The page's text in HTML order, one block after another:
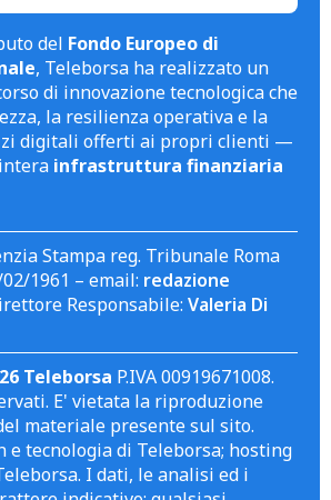
del Fondo Europeo di
, Teleborsa ha realizzato un
di innovazione tecnologica che
la resilienza operativa e la
digitali offerti ai propri clienti —
infrastruttura finanziaria
Stampa reg. Tribunale Roma
1961 – email: redazione
Responsabile: Valeria Di
Teleborsa P.IVA 00919671008.
E' vietata la riproduzione
materiale presente sul sito.
e tecnologia di Teleborsa; hosting
I dati, le analisi ed i